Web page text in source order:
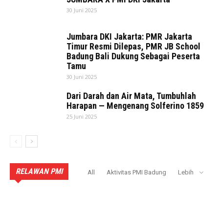
30 Juni 2025
Jumbara DKI Jakarta: PMR Jakarta
Timur Resmi Dilepas, PMR JB School
Badung Bali Dukung Sebagai Peserta
Tamu
30 Juni 2025
Dari Darah dan Air Mata, Tumbuhlah
Harapan — Mengenang Solferino 1859
25 Juni 2025
RELAWAN PMI All Aktivitas PMI Badung
Lebih
AKTIVITAS PMI BADUNG